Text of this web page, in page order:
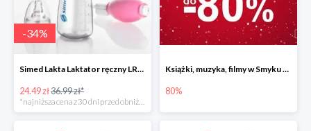
-34%
Simed Lakta Laktator ręczny LR-8 -34%
24.49 zł36.99 zł*
*najniższa cena z 30 dni przed obniżką
Książki, muzyka, filmy w Smyku do -80%
80%